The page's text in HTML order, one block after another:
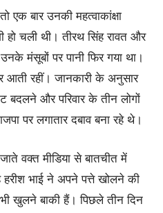
एक बार उनकी महत्वाकांक्षा
हो चली थी। तीरथ सिंह रावत और
मंसूबों पर पानी फिर गया था।
आती रहीं। जानकारी के अनुसार
बदलने और परिवार के तीन लोगों
पर लगातार दबाव बना रहे थे।
जाते वक्त मीडिया से बातचीत में
भाई ने अपने पत्ते खोलने की
खुलने बाकी हैं। पिछले तीन दिन